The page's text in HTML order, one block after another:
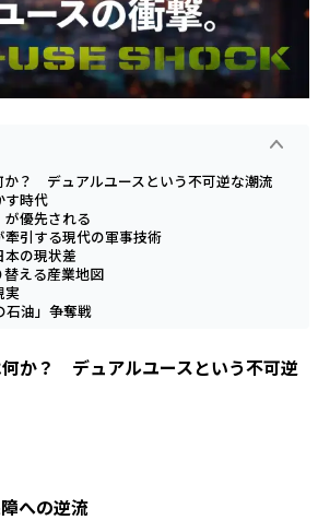
か？ デュアルユースという不可逆な潮流
す時代
が優先される
引する現代の軍事技術
の現状差
える産業地図
実
石油」争奪戦
か？ デュアルユースという不可逆
への逆流